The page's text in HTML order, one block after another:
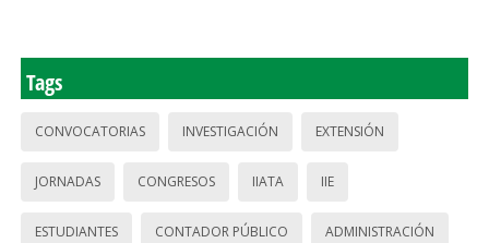
Tags
CONVOCATORIAS INVESTIGACIÓN EXTENSIÓN
JORNADAS CONGRESOS IIATA IIE
ESTUDIANTES CONTADOR PÚBLICO ADMINISTRACIÓN